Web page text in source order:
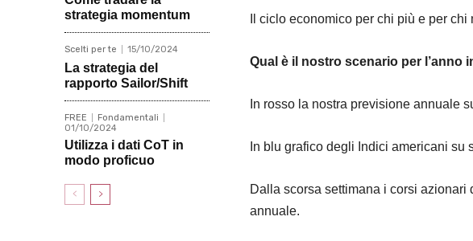
strategia momentum
Scelti per te 15/10/2024
La strategia del
rapporto Sailor/Shift
FREE
Fondamentali
01/10/2024
Utilizza i dati CoT in
modo proficuo
Il ciclo economico per chi più e per
Qual è il nostro scenario per l’anno
In rosso la nostra previsione annuale
In blu grafico degli Indici americani
Dalla scorsa settimana i corsi azionari
annuale.